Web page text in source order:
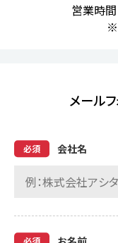
営業時
※
メール
会社名